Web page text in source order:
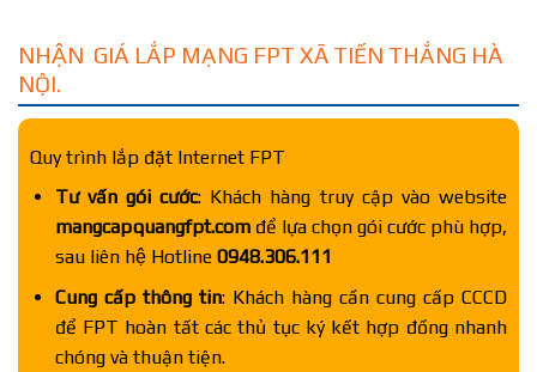
NHẬN GIÁ LẮP MẠNG FPT XÃ TIẾN THẮNG HÀ
NỘI.
Quy trình lắp đặt Internet FPT
Tư vấn gói cước: Khách hàng truy cập vào website
mangcapquangfpt.comđể lựa chọn gói cước phù hợp,
sau liên hệ Hotline 0948.306.111
Cung cấp thông tin: Khách hàng cần cung cấp CCCD
để FPT hoàn tất các thủ tục ký kết hợp đồng nhanh
chóng và thuận tiện.